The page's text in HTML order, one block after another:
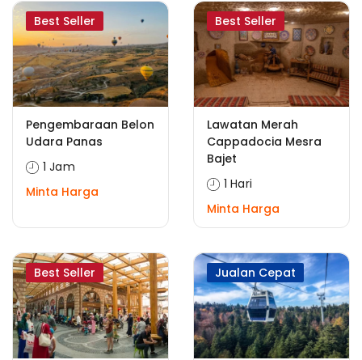
Best Seller
Pengembaraan Belon
Udara Panas
1 Jam
Minta Harga
Best Seller
Lawatan Merah
Cappadocia Mesra
Bajet
1 Hari
Minta Harga
Best Seller Jualan Cepat